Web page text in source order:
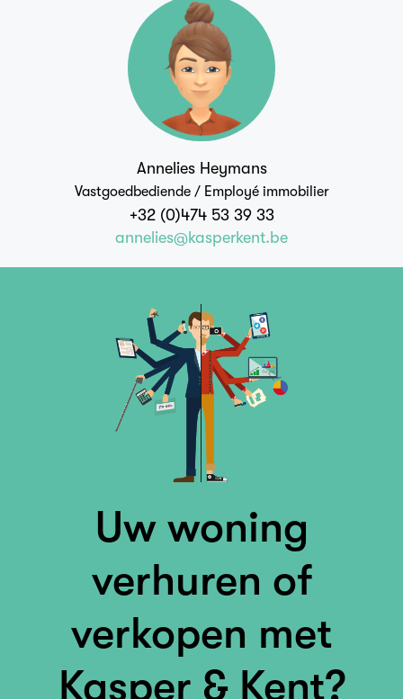
Annelies Heymans
Vastgoedbediende / Employé immobilier
+32 (0)474 53 39 33
annelies@kasperkent.be
Uw woning
verhuren of
verkopen met
Kasper & Kent?